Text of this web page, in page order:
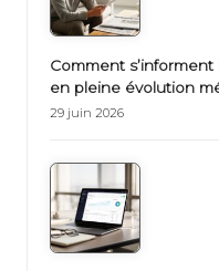
Comment
en pleine évolution
29 juin 2026